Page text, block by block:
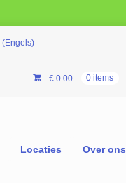
(Engels)
€0.00 0 items
Locaties Over ons